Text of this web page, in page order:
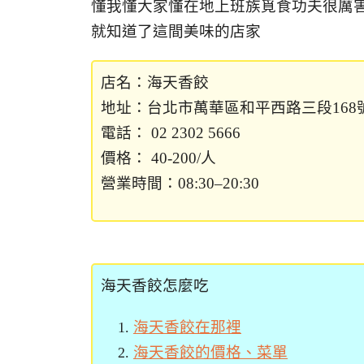
懂我懂大家懂在地上班族覓食功夫很厲
就知道了這間美味的店家
店名：海天香餃
地址：台北市萬華區和平西路三段168
電話： 02 2302 5666
價格： 40-200/人
營業時間：08:30–20:30
海天香餃怎麼吃
海天香餃在那裡
海天香餃的價格、菜單